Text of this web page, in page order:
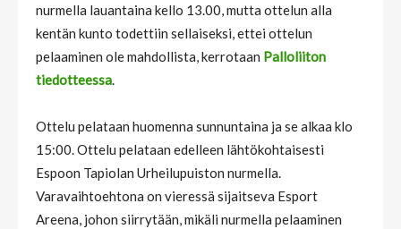
nurmella lauantaina kello 13.00, mutta ottelun alla
kentän kunto todettiin sellaiseksi, ettei ottelun
pelaaminen ole mahdollista, kerrotaan Palloliiton
tiedotteessa.
Ottelu pelataan huomenna sunnuntaina ja se alkaa klo
15:00. Ottelu pelataan edelleen lähtökohtaisesti
Espoon Tapiolan Urheilupuiston nurmella.
Varavaihtoehtona on vieressä sijaitseva Esport
Areena, johon siirrytään, mikäli nurmella pelaaminen